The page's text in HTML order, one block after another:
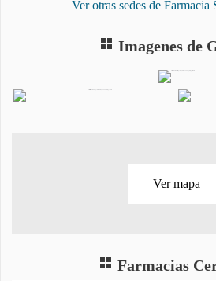
Ver otras sedes de Farmacia
Imagenes de
Ver mapa
Farmacias